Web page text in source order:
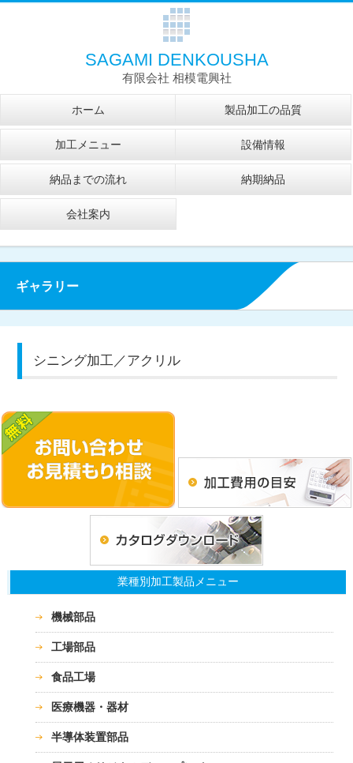
SAGAMI DENKOUSHA
有限会社 相模電興社
ホーム 製品加工の品質
加工メニュー 設備情報
納品までの流れ 納期納品
会社案内
ギャラリー
シニング加工／アクリル
業種別加工製品メニュー
機械部品
工場部品
食品工場
医療機器・器材
半導体装置部品